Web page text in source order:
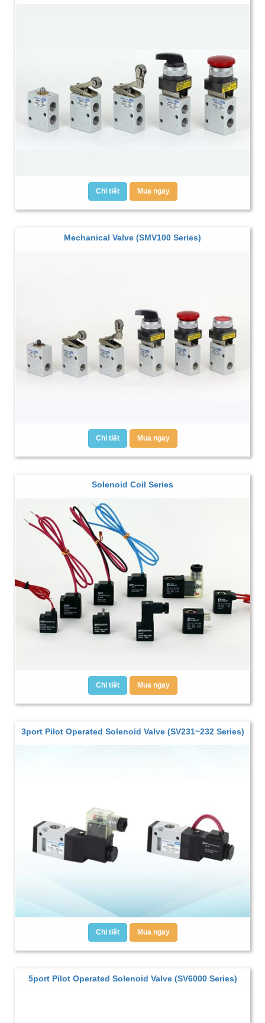
Chi tiết Mua ngay
Mechanical Valve (SMV100 Series)
Chi tiết Mua ngay
Solenoid Coil Series
Chi tiết Mua ngay
3port Pilot Operated Solenoid Valve (SV231~232 Series)
Chi tiết Mua ngay
5port Pilot Operated Solenoid Valve (SV6000 Series)